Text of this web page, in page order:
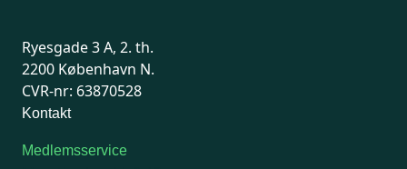
Ryesgade 3 A, 2. th.
2200 København N.
CVR-nr: 63870528
Kontakt
Medlemsservice